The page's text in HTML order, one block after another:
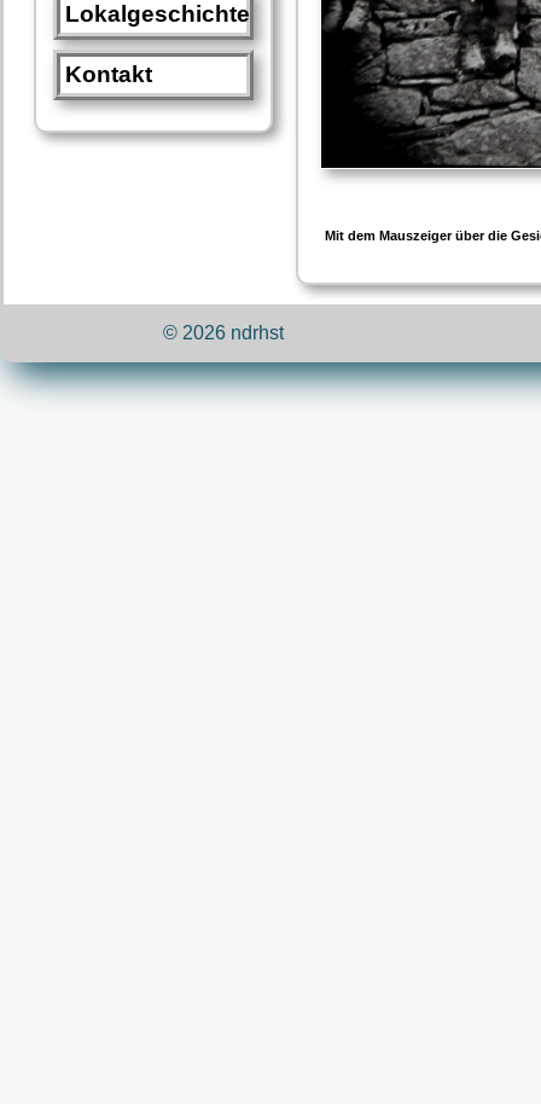
Lokalgeschichte
Kontakt
Mit dem Mauszeiger über die
© 2026 ndrhst